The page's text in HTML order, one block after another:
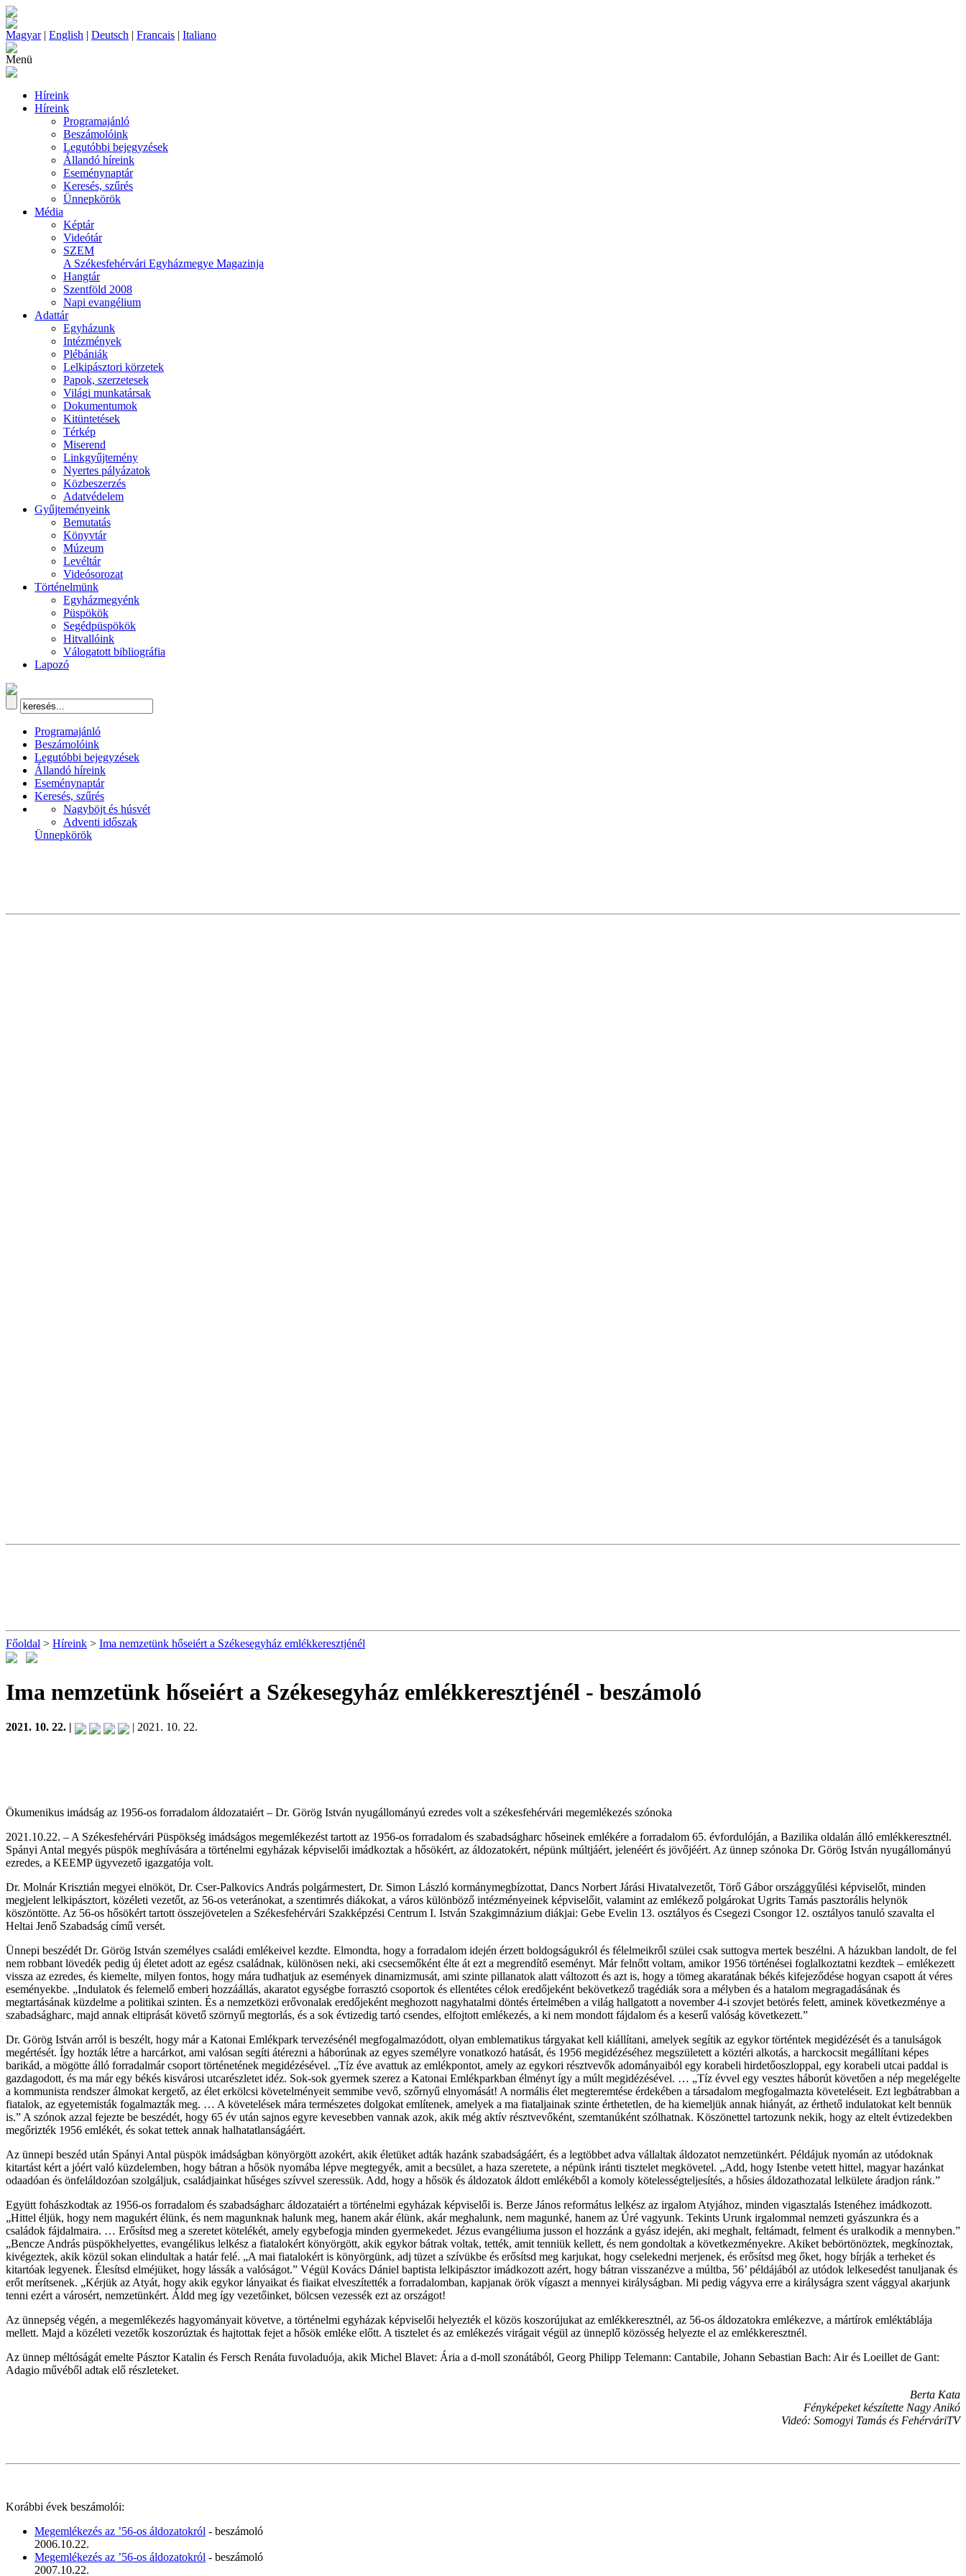
Magyar| English | Deutsch | Francais | Italiano
Menü
Híreink
Híreink
Programajánló
Beszámolóink
Legutóbbi bejegyzések
Állandó híreink
Eseménynaptár
Keresés, szűrés
Ünnepkörök
Média
Képtár
Videótár
SZEM
A Székesfehérvári Egyházmegye Magazinja
Hangtár
Szentföld 2008
Napi evangélium
Adattár
Egyházunk
Intézmények
Plébániák
Lelkipásztori körzetek
Papok, szerzetesek
Világi munkatársak
Dokumentumok
Kitüntetések
Térkép
Miserend
Linkgyűjtemény
Nyertes pályázatok
Közbeszerzés
Adatvédelem
Gyűjteményeink
Bemutatás
Könyvtár
Múzeum
Levéltár
Videósorozat
Történelmünk
Egyházmegyénk
Püspökök
Segédpüspökök
Hitvallóink
Válogatott bibliográfia
Lapozó
Programajánló
Beszámolóink
Legutóbbi bejegyzések
Állandó híreink
Eseménynaptár
Keresés, szűrés
Nagyböjt és húsvét
Adventi időszak
Ünnepkörök
Főoldal > Híreink > Ima nemzetünk hőseiért a Székesegyház emlékkeresztjénél
Ima nemzetünk hőseiért a Székesegyház emlékkeresztjénél - beszámoló
2021. 10. 22. | | 2021. 10. 22.
Ökumenikus imádság az 1956-os forradalom áldozataiért – Dr. Görög István nyugállományú ezredes volt a székesfehérvári megemlékezés szónoka
2021.10.22. – A Székesfehérvári Püspökség imádságos megemlékezést tartott az 1956-os forradalom és szabadságharc hőseinek emlékére a forradalom 65. évfordulóján, a Bazilika oldalán álló emlékkeresztnél.
Spányi Antal megyés püspök meghívására a történelmi egyházak képviselői imádkoztak a hősökért, az áldozatokért, népünk múltjáért, jelenéért és jövőjéért. Az ünnep szónoka Dr. Görög István nyugállományú
ezredes, a KEEMP ügyvezető igazgatója volt.
Dr. Molnár Krisztián megyei elnököt, Dr. Cser-Palkovics András polgármestert, Dr. Simon László kormánymegbízottat, Dancs Norbert Járási Hivatalvezetőt, Törő Gábor országgyűlési képviselőt, minden
megjelent lelkipásztort, közéleti vezetőt, az 56-os veteránokat, a szentimrés diákokat, a város különböző intézményeinek képviselőit, valamint az emlékező polgárokat Ugrits Tamás pasztorális helynök
köszöntötte. Az 56-os hősökért tartott összejövetelen a Székesfehérvári Szakképzési Centrum I. István Szakgimnázium diákjai: Gebe Evelin 13. osztályos és Csegezi Csongor 12. osztályos tanuló szavalta el
Heltai Jenő Szabadság című versét.
Ünnepi beszédét Dr. Görög István személyes családi emlékeivel kezdte. Elmondta, hogy a forradalom idején érzett boldogságukról és félelmeikről szülei csak suttogva mertek beszélni. A házukban landolt, de fel
nem robbant lövedék pedig új életet adott az egész családnak, különösen neki, aki csecsemőként élte át ezt a megrendítő eseményt. Már felnőtt voltam, amikor 1956 történései foglalkoztatni kezdtek – emlékezett
vissza az ezredes, és kiemelte, milyen fontos, hogy mára tudhatjuk az események dinamizmusát, ami szinte pillanatok alatt változott és azt is, hogy a tömeg akaratának békés kifejeződése hogyan csapott át véres
eseményekbe. „Indulatok és felemelő emberi hozzáállás, akaratot egységbe forrasztó csoportok és ellentétes célok eredőjeként bekövetkező tragédiák sora a mélyben és a hatalom megragadásának és
megtartásának küzdelme a politikai szinten. És a nemzetközi erővonalak eredőjeként meghozott nagyhatalmi döntés értelmében a világ hallgatott a november 4-i szovjet betörés felett, aminek következménye a
szabadságharc, majd annak eltiprását követő szörnyű megtorlás, és a sok évtizedig tartó csendes, elfojtott emlékezés, a ki nem mondott fájdalom és a keserű valóság következett.”
Dr. Görög István arról is beszélt, hogy már a Katonai Emlékpark tervezésénél megfogalmazódott, olyan emblematikus tárgyakat kell kiállítani, amelyek segítik az egykor történtek megidézését és a tanulságok
megértését. Így hozták létre a harcárkot, ami valósan segíti átérezni a háborúnak az egyes személyre vonatkozó hatását, és 1956 megidézéséhez megszületett a köztéri alkotás, a harckocsit megállítani képes
barikád, a mögötte álló forradalmár csoport történetének megidézésével. „Tíz éve avattuk az emlékpontot, amely az egykori résztvevők adományaiból egy korabeli hirdetőoszloppal, egy korabeli utcai paddal is
gazdagodott, és ma már egy békés kisvárosi utcarészletet idéz. Sok-sok gyermek szerez a Katonai Emlékparkban élményt így a múlt megidézésével. … „Tíz évvel egy vesztes háborút követően a nép megelégelte
a kommunista rendszer álmokat kergető, az élet erkölcsi követelményeit semmibe vevő, szőrnyű elnyomását! A normális élet megteremtése érdekében a társadalom megfogalmazta követeléseit. Ezt legbátrabban a
fiatalok, az egyetemisták fogalmazták meg. … A követelések mára természetes dolgokat említenek, amelyek a ma fiataljainak szinte érthetetlen, de ha kiemeljük annak hiányát, az érthető indulatokat kelt bennük
is.” A szónok azzal fejezte be beszédét, hogy 65 év után sajnos egyre kevesebben vannak azok, akik még aktív résztvevőként, szemtanúként szólhatnak. Köszönettel tartozunk nekik, hogy az eltelt évtizedekben
megőrizték 1956 emlékét, és sokat tettek annak halhatatlanságáért.
Az ünnepi beszéd után Spányi Antal püspök imádságban könyörgött azokért, akik életüket adták hazánk szabadságáért, és a legtöbbet adva vállaltak áldozatot nemzetünkért. Példájuk nyomán az utódoknak
kitartást kért a jóért való küzdelemben, hogy bátran a hősök nyomába lépve megtegyék, amit a becsület, a haza szeretete, a népünk iránti tisztelet megkövetel. „Add, hogy Istenbe vetett hittel, magyar hazánkat
odaadóan és önfeláldozóan szolgáljuk, családjainkat hűséges szívvel szeressük. Add, hogy a hősök és áldozatok áldott emlékéből a komoly kötelességteljesítés, a hősies áldozathozatal lelkülete áradjon ránk.”
Együtt fohászkodtak az 1956-os forradalom és szabadságharc áldozataiért a történelmi egyházak képviselői is. Berze János református lelkész az irgalom Atyjához, minden vigasztalás Istenéhez imádkozott.
„Hittel éljük, hogy nem magukért élünk, és nem magunknak halunk meg, hanem akár élünk, akár meghalunk, nem magunké, hanem az Úré vagyunk. Tekints Urunk irgalommal nemzeti gyászunkra és a
családok fájdalmaira. … Erősítsd meg a szeretet kötelékét, amely egybefogja minden gyermekedet. Jézus evangéliuma jusson el hozzánk a gyász idején, aki meghalt, feltámadt, felment és uralkodik a mennyben.”
„Bencze András püspökhelyettes, evangélikus lelkész a fiatalokért könyörgött, akik egykor bátrak voltak, tették, amit tenniük kellett, és nem gondoltak a következményekre. Akiket bebörtönöztek, megkínoztak,
kivégeztek, akik közül sokan elindultak a határ felé. „A mai fiatalokért is könyörgünk, adj tüzet a szívükbe és erősítsd meg karjukat, hogy cselekedni merjenek, és erősítsd meg őket, hogy bírják a terheket és
kitartóak legyenek. Élesítsd elméjüket, hogy lássák a valóságot.” Végül Kovács Dániel baptista lelkipásztor imádkozott azért, hogy bátran visszanézve a múltba, 56’ példájából az utódok lelkesedést tanuljanak és
erőt merítsenek. „Kérjük az Atyát, hogy akik egykor lányaikat és fiaikat elveszítették a forradalomban, kapjanak örök vígaszt a mennyei királyságban. Mi pedig vágyva erre a királyságra szent vággyal akarjunk
tenni ezért a városért, nemzetünkért. Áldd meg így vezetőinket, bölcsen vezessék ezt az országot!
Az ünnepség végén, a megemlékezés hagyományait követve, a történelmi egyházak képviselői helyezték el közös koszorújukat az emlékkeresztnél, az 56-os áldozatokra emlékezve, a mártírok emléktáblája
mellett. Majd a közéleti vezetők koszorúztak és hajtottak fejet a hősök emléke előtt. A tisztelet és az emlékezés virágait végül az ünneplő közösség helyezte el az emlékkeresztnél.
Az ünnep méltóságát emelte Pásztor Katalin és Fersch Renáta fuvoladuója, akik Michel Blavet: Ária a d-moll szonátából, Georg Philipp Telemann: Cantabile, Johann Sebastian Bach: Air és Loeillet de Gant:
Adagio művéből adtak elő részleteket.
Berta Kata
Fényképeket készítette Nagy Anikó
Videó: Somogyi Tamás és FehérváriTV
Korábbi évek beszámolói:
Megemlékezés az ’56-os áldozatokról - beszámoló
2006.10.22.
Megemlékezés az ’56-os áldozatokról - beszámoló
2007.10.22.